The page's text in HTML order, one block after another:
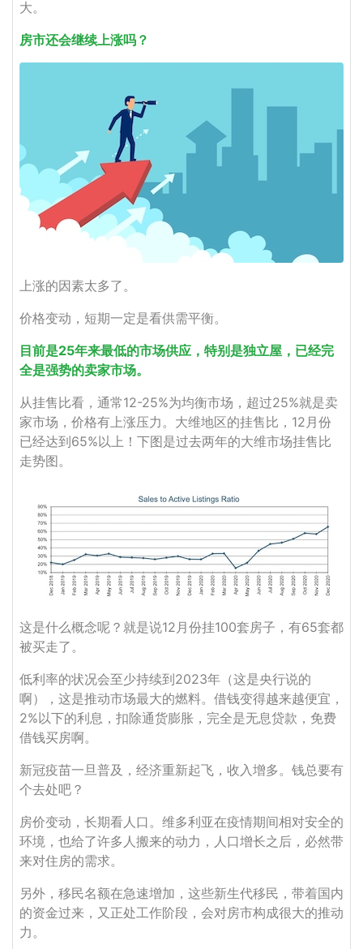
大。
房市还会继续上涨吗？
上涨的因素太多了。
价格变动，短期一定是看供需平衡。
目前是25年来最低的市场供应，特别是独立屋，已经完
全是强势的卖家市场。
从挂售比看，通常12-25%为均衡市场，超过25%就是卖
家市场，价格有上涨压力。大维地区的挂售比，12月份
已经达到65%以上！下图是过去两年的大维市场挂售比
走势图。
这是什么概念呢？就是说12月份挂100套房子，有65套都
被买走了。
低利率的状况会至少持续到2023年（这是央行说的
啊），这是推动市场最大的燃料。借钱变得越来越便宜，
2%以下的利息，扣除通货膨胀，完全是无息贷款，免费
借钱买房啊。
新冠疫苗一旦普及，经济重新起飞，收入增多。钱总要有
个去处吧？
房价变动，长期看人口。维多利亚在疫情期间相对安全的
环境，也给了许多人搬来的动力，人口增长之后，必然带
来对住房的需求。
另外，移民名额在急速增加，这些新生代移民，带着国内
的资金过来，又正处工作阶段，会对房市构成很大的推动
力。